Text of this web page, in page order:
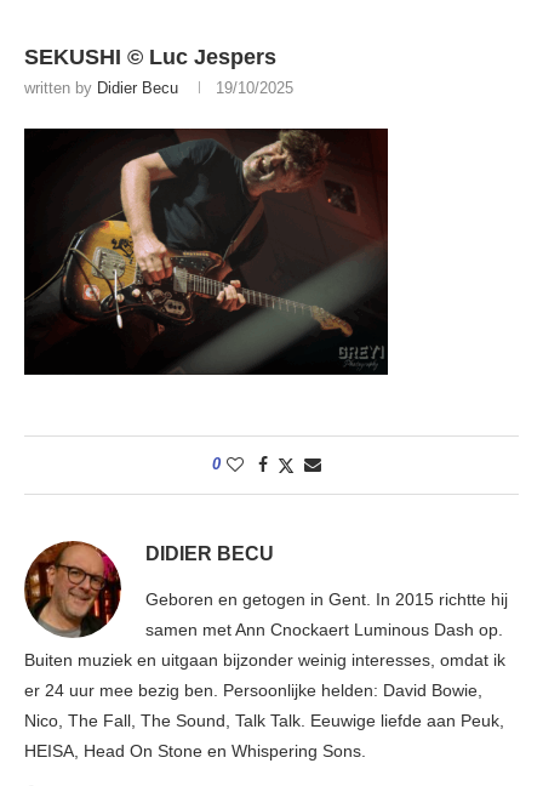
SEKUSHI © Luc Jespers
written by Didier Becu 19/10/2025
0
DIDIER BECU
Geboren en getogen in Gent. In 2015 richtte hij
samen met Ann Cnockaert Luminous Dash op.
Buiten muziek en uitgaan bijzonder weinig interesses, omdat ik
er 24 uur mee bezig ben. Persoonlijke helden: David Bowie,
Nico, The Fall, The Sound, Talk Talk. Eeuwige liefde aan Peuk,
HEISA, Head On Stone en Whispering Sons.